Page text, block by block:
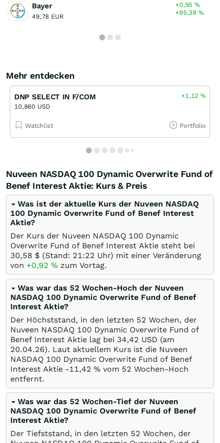
Bayer
49,78 EUR
+0,95%
+95,39%
Mehr entdecken
DNP SELECT IN F/COM
10,860 USD
+1,12%
Watchlist Portfolio
Nuveen NASDAQ 100 Dynamic Overwrite Fund of
Benef Interest Aktie: Kurs & Preis
Was ist der aktuelle Kurs der Nuveen NASDAQ
100 Dynamic Overwrite Fund of Benef Interest
Aktie?
Der Kurs der Nuveen NASDAQ 100 Dynamic
Overwrite Fund of Benef Interest Aktie steht bei
30,58 $ (Stand: 21:22 Uhr) mit einer Veränderung
von +0,92 % zum Vortag.
Was war das 52 Wochen-Hoch der Nuveen
NASDAQ 100 Dynamic Overwrite Fund of Benef
Interest Aktie?
Der Höchststand, in den letzten 52 Wochen, der
Nuveen NASDAQ 100 Dynamic Overwrite Fund of
Benef Interest Aktie lag bei 34,42 USD (am
20.04.26). Laut aktuellem Kurs ist die Nuveen
NASDAQ 100 Dynamic Overwrite Fund of Benef
Interest Aktie -11,42 % vom 52 Wochen-Hoch
entfernt.
Was war das 52 Wochen-Tief der Nuveen
NASDAQ 100 Dynamic Overwrite Fund of Benef
Interest Aktie?
Der Tiefststand, in den letzten 52 Wochen, der